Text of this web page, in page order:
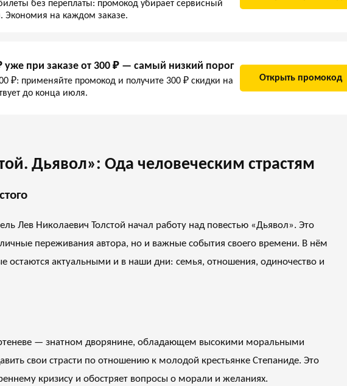
без переплаты: промокод убирает сервисный
Экономия на каждом заказе.
уже при заказе от 300 ₽ — самый низкий порог
₽: применяйте промокод и получите 300 ₽ скидки на
до конца июля.
Открыть промокод
Дьявол»: Ода человеческим страстям
Лев Николаевич Толстой начал работу над повестью «Дьявол». Это
переживания автора, но и важные события своего времени. В нём
остаются актуальными и в наши дни: семья, отношения, одиночество и
— знатном дворянине, обладающем высокими моральными
свои страсти по отношению к молодой крестьянке Степаниде. Это
кризису и обостряет вопросы о морали и желаниях.